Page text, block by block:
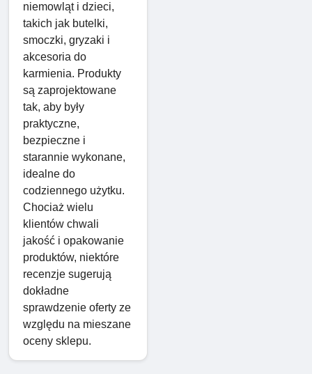
niemowląt i dzieci,
takich jak butelki,
smoczki, gryzaki i
akcesoria do
karmienia. Produkty
są zaprojektowane
tak, aby były
praktyczne,
bezpieczne i
starannie wykonane,
idealne do
codziennego użytku.
Chociaż wielu
klientów chwali
jakość i opakowanie
produktów, niektóre
recenzje sugerują
dokładne
sprawdzenie oferty ze
względu na mieszane
oceny sklepu.